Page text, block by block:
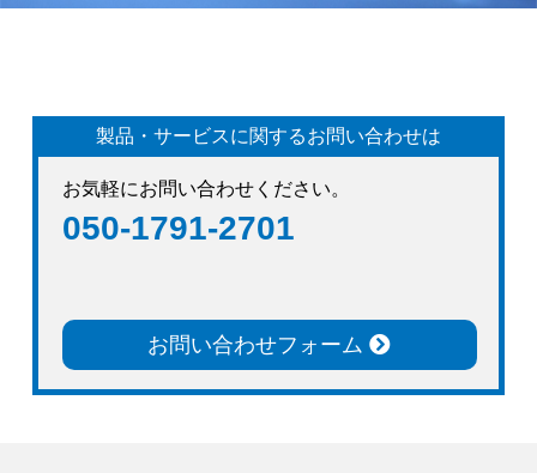
製品・サービスに関するお問い合わせは
お気軽にお問い合わせください。
050-1791-2701
お問い合わせフォーム